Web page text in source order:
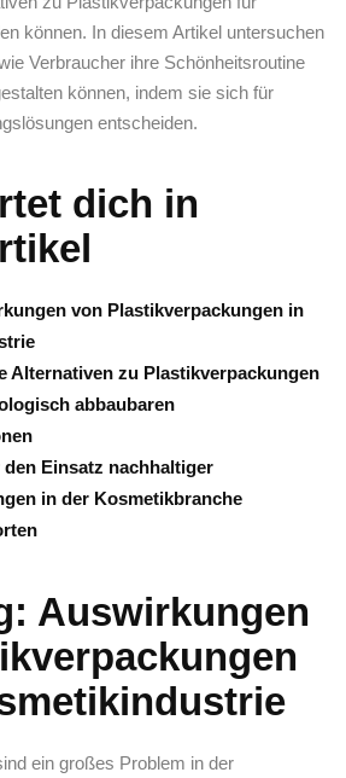
können. In⁣ diesem Artikel untersuchen
Verbraucher ihre Schönheitsroutine⁤
⁣können, indem sie⁣ sich für
entscheiden.
dich in
von Plastikverpackungen in
Alternativen zu Plastikverpackungen
abbaubaren
Einsatz nachhaltiger
⁢in der Kosmetikbranche
Auswirkungen
ein ⁣großes ⁣Problem in der